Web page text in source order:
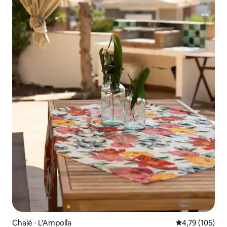
Chalé ⋅ L'Ampolla 4,79 de uma
4,79 (105)